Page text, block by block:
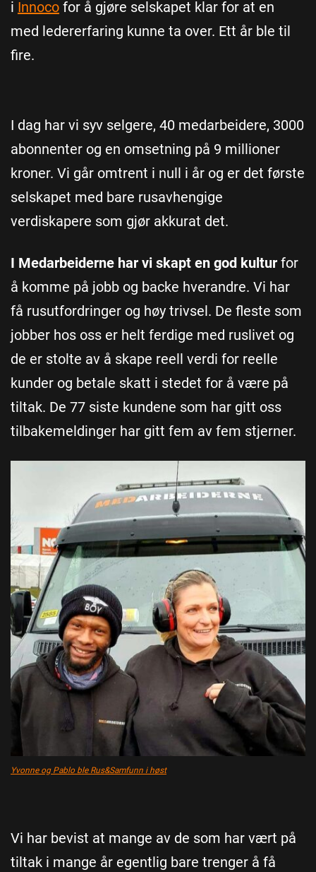
i Innoco for å gjøre selskapet klar for at en
med ledererfaring kunne ta over. Ett år ble til
fire.
I dag har vi syv selgere, 40 medarbeidere, 3000
abonnenter og en omsetning på 9 millioner
kroner. Vi går omtrent i null i år og er det første
selskapet med bare rusavhengige
verdiskapere som gjør akkurat det.
I Medarbeiderne har vi skapt en god kultur for
å komme på jobb og backe hverandre. Vi har
få rusutfordringer og høy trivsel. De fleste som
jobber hos oss er helt ferdige med ruslivet og
de er stolte av å skape reell verdi for reelle
kunder og betale skatt i stedet for å være på
tiltak. De 77 siste kundene som har gitt oss
tilbakemeldinger har gitt fem av fem stjerner.
Yvonne og Pablo ble Rus&Samfunn i høst
Vi har bevist at mange av de som har vært på
tiltak i mange år egentlig bare trenger å få